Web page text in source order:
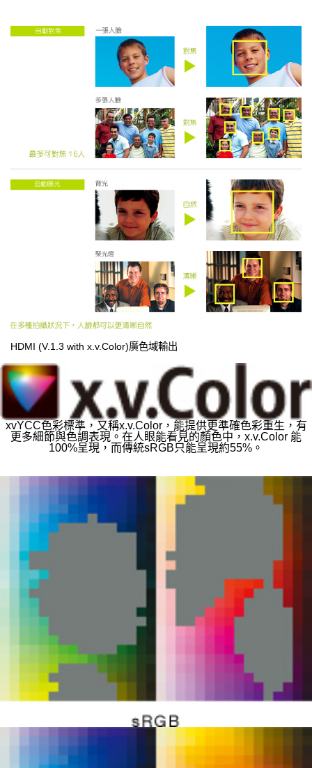
HDMI (V.1.3 with x.v.Color)廣色域輸出
xvYCC色彩標準，又稱x.v.Color，能提供更準確色彩重生，有
更多細節與色調表現。在人眼能看見的顏色中，x.v.Color 能
100%呈現，而傳統sRGB只能呈現約55%。